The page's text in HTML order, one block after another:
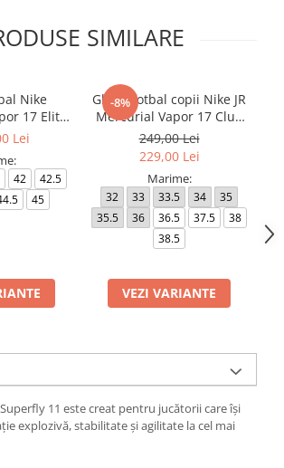
SIMILARE
Nike
17 Elite
Lei
42
42.5
45
-8%
Ghete fotbal copii Nike JR
Mercurial Vapor 17 Club
FG/MG
249,00 Lei
229,00 Lei
Marime:
32 33 33.5 34
35
35.5
36 36.5 37.5
38
38.5
VEZI VARIANTE
11 este creat pentru jucătorii care își
explozivă, stabilitate și agilitate la cel mai